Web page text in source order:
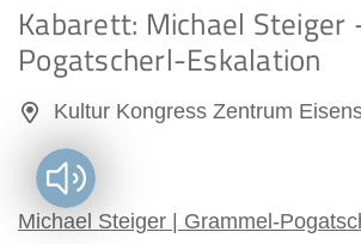
Kabarett: Michael
Pogatscherl-Eskalation
Kultur Kongress Zentrum
Michael Steiger | Grammel-